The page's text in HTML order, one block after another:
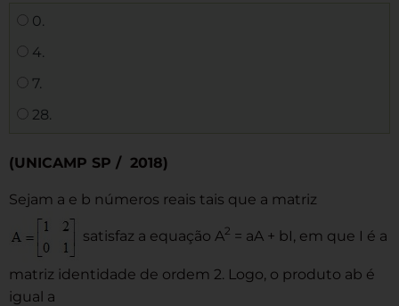
0.
4.
7.
28.
(UNICAMP SP / 2018)
Sejam a e b números reais tais que a matriz
satisfaz a equação A2 = aA + bI, em que I é a
matriz identidade de ordem 2. Logo, o produto ab é
igual a